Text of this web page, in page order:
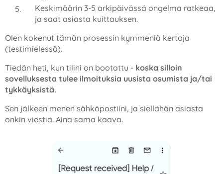
Keskimäärin 3-5 arkipäivässä ongelma ratkeaa,
ja saat asiasta kuittauksen.
Olen kokenut tämän prosessin kymmeniä kertoja
(testimielessä).
Tiedän heti, kun tilini on bootattu - koska silloin
sovelluksesta tulee ilmoituksia uusista osumista ja/tai
tykkäyksistä.
Sen jälkeen menen sähköpostiini, ja siellähän asiasta
onkin viestiä. Aina sama kaava.